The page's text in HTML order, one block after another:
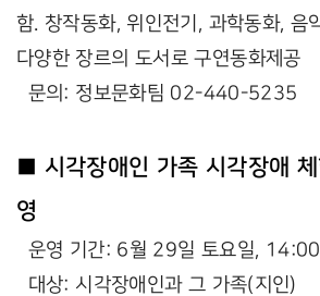
함. 창작동화, 위인전기, 과학동화, 음
다양한 장르의 도서로 구연동화제공
문의: 정보문화팀 02-440-5235
■ 시각장애인 가족 시각장애
영
운영 기간: 6월 29일 토요일,
대상: 시각장애인과 그 가족(지인)